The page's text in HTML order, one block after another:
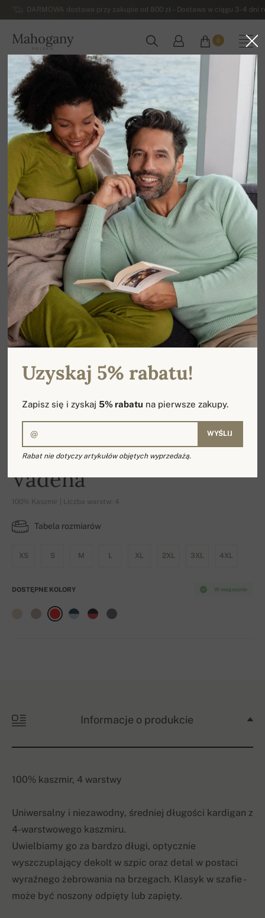
DARMOWA dostawa przy zakupie od 800 zł – Dostawa w ciągu 3-4
Mahogany
POLSKA
0
Strona główna
Damskie swetry z kaszmiru
Damskie swetry kaszmirowe na guziki
Vadena
100% Kaszmir | Liczba warstw: 4
Tabela rozmiarów
XS S M L XL 2XL 3XL 4XL
W magazynie
DOSTĘPNE KOLORY
Informacje o produkcie
100% kaszmir, 4 warstwy
Uniwersalny i niezawodny, średniej długości kardigan z
4-warstwowego kaszmiru.
Uwielbiamy go za bardzo długi, optycznie
wyszczuplający dekolt w szpic oraz detal w postaci
wyraźnego żebrowania na brzegach. Klasyk w szafie -
może być noszony odpięty lub zapięty.
Uzyskaj 5% rabatu!
Zapisz się i zyskaj5% rabatu na pierwsze zakupy.
WYŚLIJ
Rabat nie dotyczy artykułów objętych wyprzedażą.